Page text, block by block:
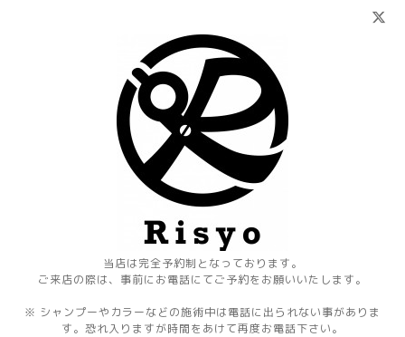
当店は完全予約制となっております。
ご来店の際は、事前にお電話にてご予約をお願いいたします。
※ シャンプーやカラーなどの施術中は電話に出られない事がありま
す。恐れ入りますが時間をあけて再度お電話下さい。